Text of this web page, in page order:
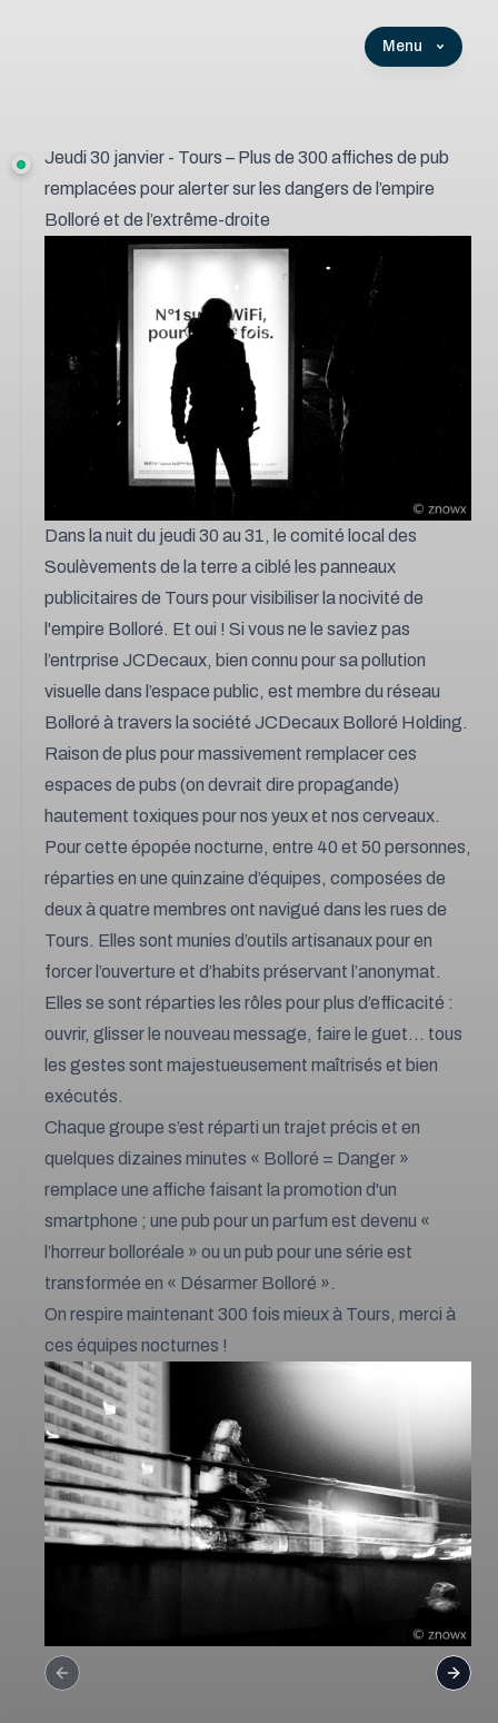
Jeudi 30 janvier - Tours – Plus de 300 affiches de pub
remplacées pour alerter sur les dangers de l’empire
Bolloré et de l’extrême-droite
Dans la nuit du jeudi 30 au 31, le comité local des
Soulèvements de la terre a ciblé les panneaux
publicitaires de Tours pour visibiliser la nocivité de
l'empire Bolloré. Et oui ! Si vous ne le saviez pas
l’entrprise JCDecaux, bien connu pour sa pollution
visuelle dans l’espace public, est membre du réseau
Bolloré à travers la société JCDecaux Bolloré Holding.
Raison de plus pour massivement remplacer ces
espaces de pubs (on devrait dire propagande)
hautement toxiques pour nos yeux et nos cerveaux.
Pour cette épopée nocturne, entre 40 et 50 personnes,
réparties en une quinzaine d’équipes, composées de
deux à quatre membres ont navigué dans les rues de
Tours. Elles sont munies d’outils artisanaux pour en
forcer l’ouverture et d’habits préservant l’anonymat.
Elles se sont réparties les rôles pour plus d’efficacité :
ouvrir, glisser le nouveau message, faire le guet… tous
les gestes sont majestueusement maîtrisés et bien
exécutés.
Chaque groupe s’est réparti un trajet précis et en
quelques dizaines minutes « Bolloré = Danger »
remplace une affiche faisant la promotion d'un
smartphone ; une pub pour un parfum est devenu «
l’horreur bolloréale » ou un pub pour une série est
transformée en « Désarmer Bolloré ».
On respire maintenant 300 fois mieux à Tours, merci à
ces équipes nocturnes !
Previous slide Next
Menu